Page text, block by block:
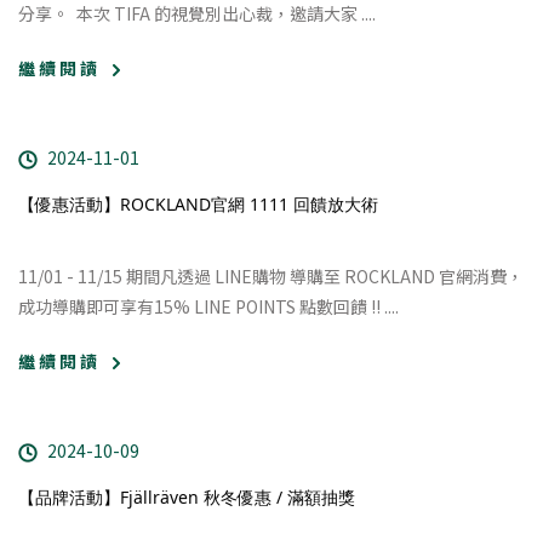
分享。 ​ 本次 TIFA 的視覺別出心裁，邀請大家 ....
繼 續 閱 讀
2024-11-01
【優惠活動】ROCKLAND官網 1111 回饋放大術
11/01 - 11/15 期間凡透過 LINE購物 導購至 ROCKLAND 官網消費，
成功導購即可享有15% LINE POINTS 點數回饋 !! ....
繼 續 閱 讀
2024-10-09
【品牌活動】Fjällräven 秋冬優惠 / 滿額抽獎